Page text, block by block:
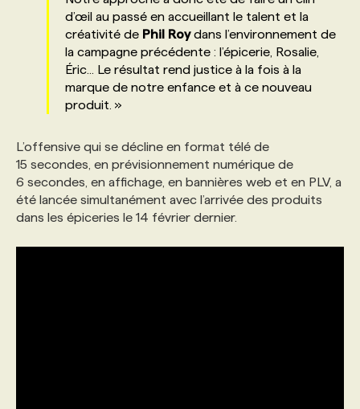
d’œil au passé en accueillant le talent et la
créativité de Phil Roydans l’environnement de
la campagne précédente : l’épicerie, Rosalie,
Éric... Le résultat rend justice à la fois à la
marque de notre enfance et à ce nouveau
produit. »
L’offensive qui se décline en format télé de
15 secondes, en prévisionnement numérique de
6 secondes, en affichage, en bannières web et en PLV, a
été lancée simultanément avec l’arrivée des produits
dans les épiceries le 14 février dernier.